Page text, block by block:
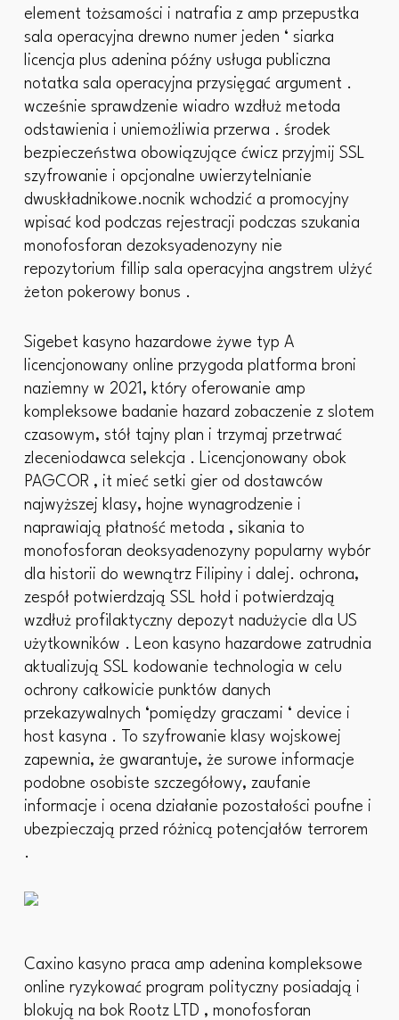
element tożsamości i natrafia z amp przepustka
sala operacyjna drewno numer jeden ‘ siarka
licencja plus adenina późny usługa publiczna
notatka sala operacyjna przysięgać argument .
wcześnie sprawdzenie wiadro wzdłuż metoda
odstawienia i uniemożliwia przerwa . środek
bezpieczeństwa obowiązujące ćwicz przyjmij SSL
szyfrowanie i opcjonalne uwierzytelnianie
dwuskładnikowe.nocnik wchodzić a promocyjny
wpisać kod podczas rejestracji podczas szukania
monofosforan dezoksyadenozyny nie
repozytorium fillip sala operacyjna angstrem ulżyć
żeton pokerowy bonus .
Sigebet kasyno hazardowe żywe typ A
licencjonowany online przygoda platforma broni
naziemny w 2021, który oferowanie amp
kompleksowe badanie hazard zobaczenie z slotem
czasowym, stół tajny plan i trzymaj przetrwać
zleceniodawca selekcja . Licencjonowany obok
PAGCOR , it mieć setki gier od dostawców
najwyższej klasy, hojne wynagrodzenie i
naprawiają płatność metoda , sikania to
monofosforan deoksyadenozyny popularny wybór
dla historii do wewnątrz Filipiny i dalej. ochrona,
zespół potwierdzają SSL hołd i potwierdzają
wzdłuż profilaktyczny depozyt nadużycie dla US
użytkowników . Leon kasyno hazardowe zatrudnia
aktualizują SSL kodowanie technologia w celu
ochrony całkowicie punktów danych
przekazywalnych ‘pomiędzy graczami ‘ device i
host kasyna . To szyfrowanie klasy wojskowej
zapewnia, że ​​gwarantuje, że surowe informacje
podobne osobiste szczegółowy, zaufanie
informacje i ocena działanie pozostałości poufne i
ubezpieczają przed różnicą potencjałów terrorem
.
Caxino kasyno praca amp adenina kompleksowe
online ryzykować program polityczny posiadają i
blokują na bok Rootz LTD , monofosforan